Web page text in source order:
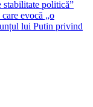
politică”
evocă „o
lui Putin privind